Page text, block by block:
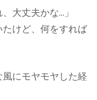
大丈夫かな…」
たけど、何をすれば
にモヤモヤした経